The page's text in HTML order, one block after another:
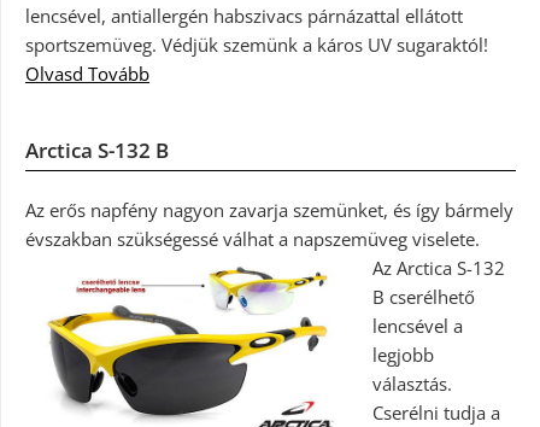
lencsével, antiallergén habszivacs párnázattal ellátott
sportszemüveg. Védjük szemünk a káros UV sugaraktól!
Olvasd Tovább
Arctica S-132 B
Az erős napfény nagyon zavarja szemünket, és így bármely
évszakban szükségessé válhat a napszemüveg viselete.
Az Arctica S-132
B cserélhető
lencsével a
legjobb
választás.
Cserélni tudja a